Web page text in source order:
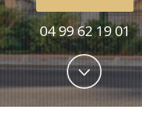
04 99 62 19 01